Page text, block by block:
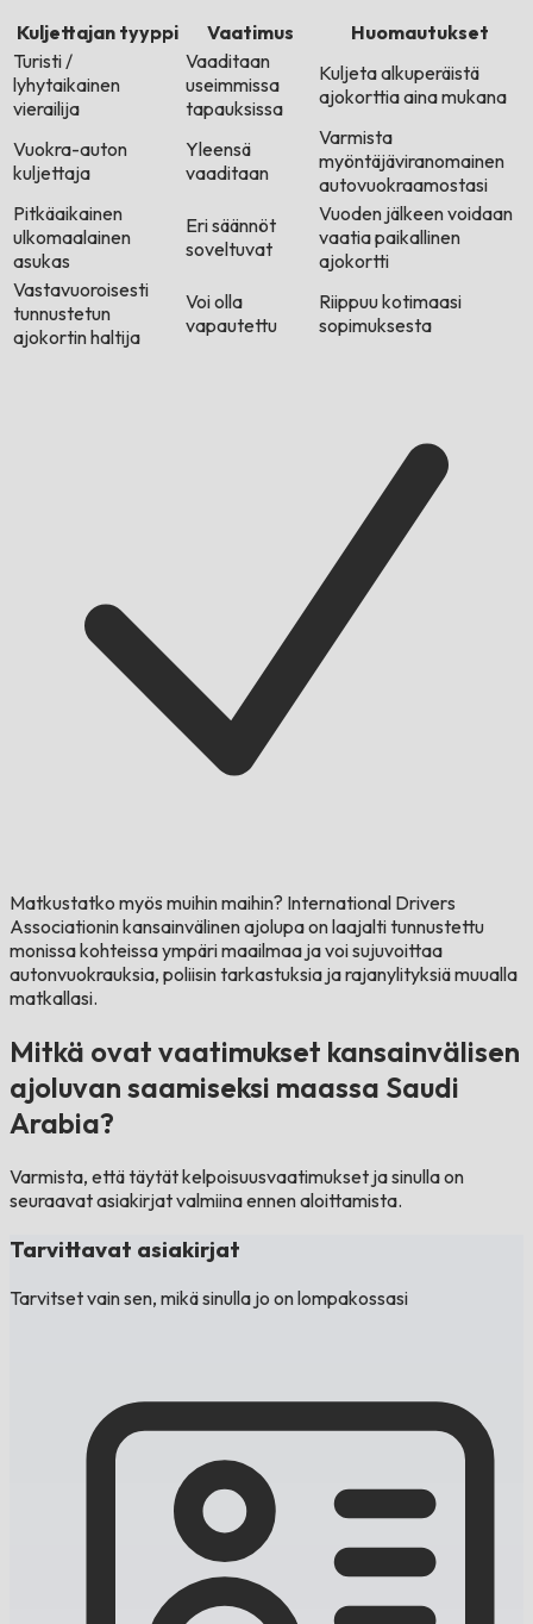
Kuljettajan tyyppi
Vaatimus
Huomautukset
Turisti /
lyhytaikainen
vierailija
Vaaditaan
useimmissa
tapauksissa
Kuljeta alkuperäistä
ajokorttia aina mukana
Vuokra-auton
kuljettaja
Yleensä
vaaditaan
Varmista
myöntäjäviranomainen
autovuokraamostasi
Pitkäaikainen
ulkomaalainen
asukas
Eri säännöt
soveltuvat
Vuoden jälkeen voidaan
vaatia paikallinen
ajokortti
Vastavuoroisesti
tunnustetun
ajokortin haltija
Voi olla
vapautettu
Riippuu kotimaasi
sopimuksesta
Matkustatko myös muihin maihin? International Drivers
Associationin kansainvälinen ajolupa on laajalti tunnustettu
monissa kohteissa ympäri maailmaa ja voi sujuvoittaa
autonvuokrauksia, poliisin tarkastuksia ja rajanylityksiä muualla
matkallasi.
Mitkä ovat vaatimukset kansainvälisen
ajoluvan saamiseksi maassa Saudi
Arabia?
Varmista, että täytät kelpoisuusvaatimukset ja sinulla on
seuraavat asiakirjat valmiina ennen aloittamista.
Tarvittavat asiakirjat
Tarvitset vain sen, mikä sinulla jo on lompakossasi